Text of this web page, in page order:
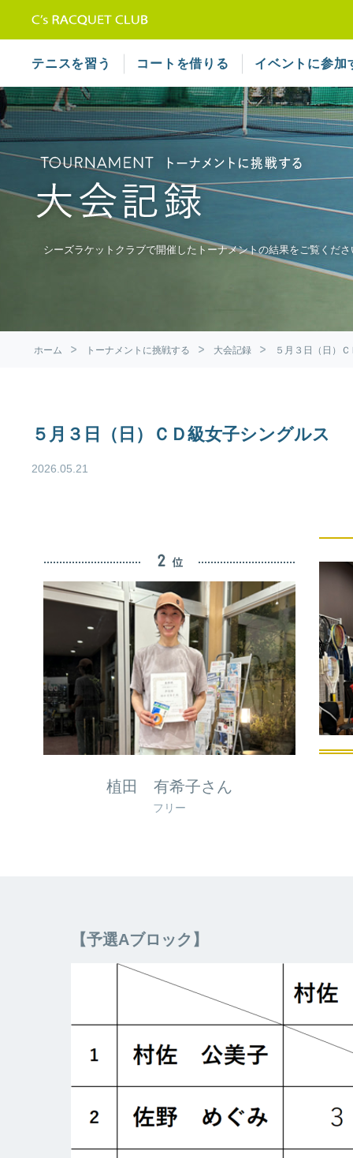
テニスを習う コートを借りる イベントに参加
シーズラケットクラブで開催したトーナメントの結果をご覧くださ
ホーム トーナメントに挑戦する 大会記録 ５月３日（日）
５月３日（日）ＣＤ級女子シングルス
2026.05.21
植田 有希子さん
フリー
【予選Aブロック】